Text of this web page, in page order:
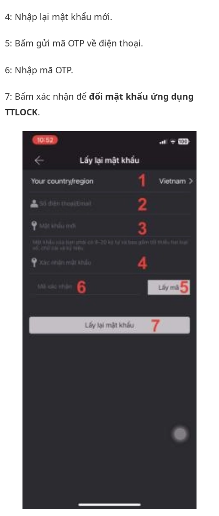
4: Nhập lại mật khẩu mới.
5: Bấm gửi mã OTP về điện thoại.
6: Nhập mã OTP.
7: Bấm xác nhận để đổi mật khẩu ứng dụng
TTLOCK.